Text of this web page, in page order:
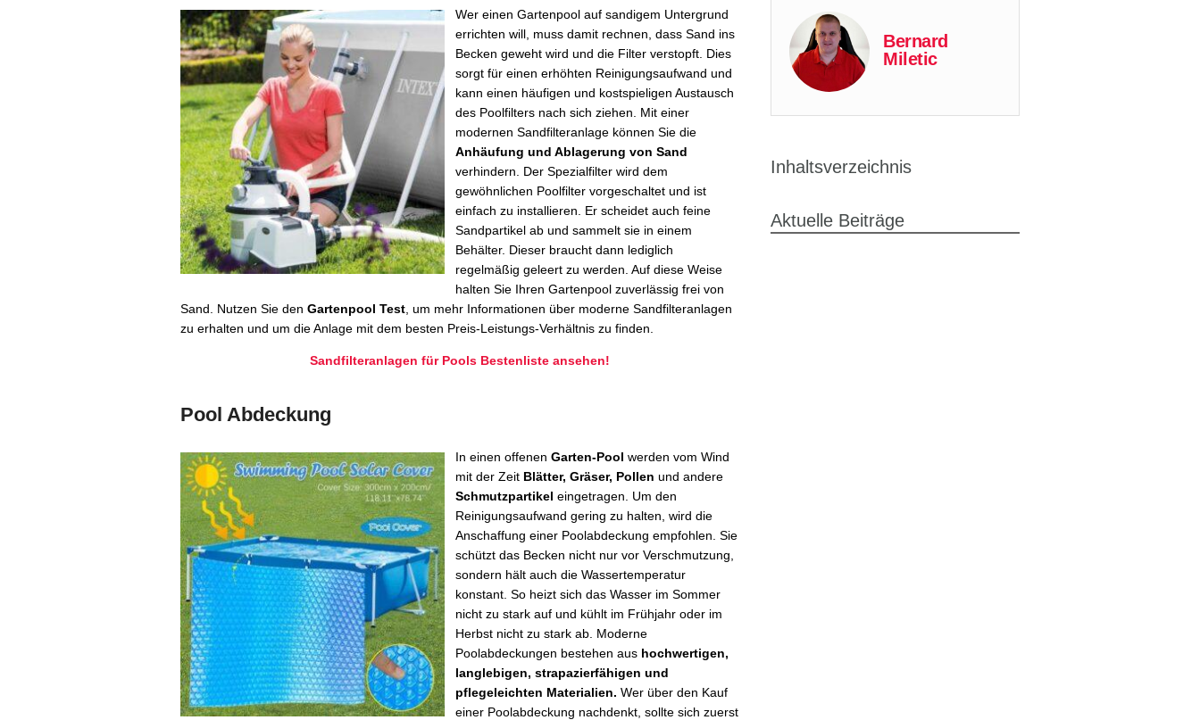
Wer einen Gartenpool auf sandigem Untergrund
errichten will, muss damit rechnen, dass Sand ins
Becken geweht wird und die Filter verstopft. Dies
sorgt für einen erhöhten Reinigungsaufwand und
kann einen häufigen und kostspieligen Austausch
des Poolfilters nach sich ziehen. Mit einer
modernen Sandfilteranlage können Sie die
Anhäufung und Ablagerung von Sand
verhindern. Der Spezialfilter wird dem
gewöhnlichen Poolfilter vorgeschaltet und ist
einfach zu installieren. Er scheidet auch feine
Sandpartikel ab und sammelt sie in einem
Behälter. Dieser braucht dann lediglich
regelmäßig geleert zu werden. Auf diese Weise
halten Sie Ihren Gartenpool zuverlässig frei von
Sand. Nutzen Sie den Gartenpool Test , um mehr Informationen über moderne Sandfilteranlagen
zu erhalten und um die Anlage mit dem besten Preis-Leistungs-Verhältnis zu finden.
Sandfilteranlagen für Pools Bestenliste ansehen!
Pool Abdeckung
In einen offenen Garten-Pool werden vom Wind
mit der Zeit Blätter, Gräser, Pollen und andere
Schmutzpartikel eingetragen. Um den
Reinigungsaufwand gering zu halten, wird die
Anschaffung einer Poolabdeckung empfohlen. Sie
schützt das Becken nicht nur vor Verschmutzung,
sondern hält auch die Wassertemperatur
konstant. So heizt sich das Wasser im Sommer
nicht zu stark auf und kühlt im Frühjahr oder im
Herbst nicht zu stark ab. Moderne
Poolabdeckungen bestehen aus hochwertigen,
langlebigen, strapazierfähigen und
pflegeleichten Materialien. Wer über den Kauf
einer Poolabdeckung nachdenkt, sollte sich zuerst
Bernard
Miletic
Inhaltsverzeichnis
Aktuelle Beiträge